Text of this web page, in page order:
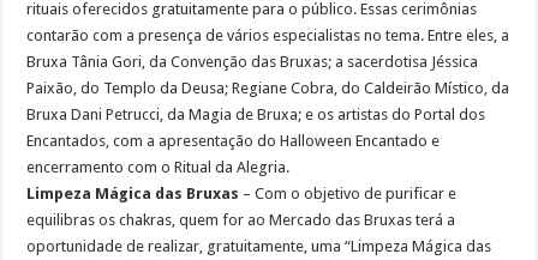
rituais oferecidos gratuitamente para o público. Essas cerimônias
contarão com a presença de vários especialistas no tema. Entre eles, a
Bruxa Tânia Gori, da Convenção das Bruxas; a sacerdotisa Jéssica
Paixão, do Templo da Deusa; Regiane Cobra, do Caldeirão Místico, da
Bruxa Dani Petrucci, da Magia de Bruxa; e os artistas do Portal dos
Encantados, com a apresentação do Halloween Encantado e
encerramento com o Ritual da Alegria.
Limpeza Mágica das Bruxas – Com o objetivo de purificar e
equilibras os chakras, quem for ao Mercado das Bruxas terá a
oportunidade de realizar, gratuitamente, uma “Limpeza Mágica das